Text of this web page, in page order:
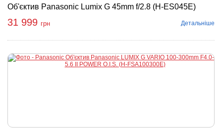
Об'єктив Panasonic Lumix G 45mm f/2.8 (H-ES045E)
31 999 грн Детальніше